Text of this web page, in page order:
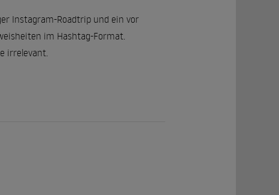
Instagram-Roadtrip und ein vor
im Hashtag-Format.
irrelevant.